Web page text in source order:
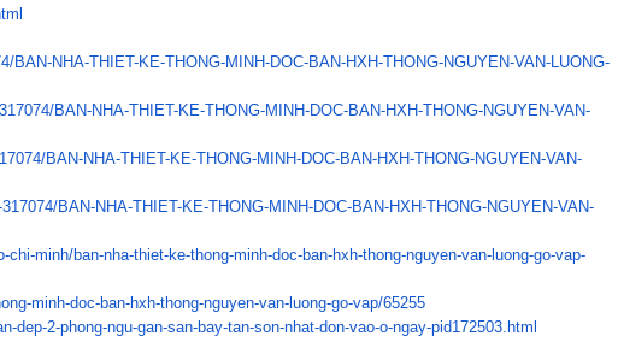
BAN-NHA-THIET-KE-THONG-MINH-DOC-BAN-HXH-THONG-NGUYEN-VAN- LUONG-
BAN-NHA-THIET-KE-THONG-MINH-DOC-BAN-HXH-THONG-NGUYEN-VAN-
BAN-NHA-THIET-KE-THONG-MINH-DOC-BAN-HXH-THONG-NGUYEN-VAN-
BAN-NHA-THIET-KE-THONG-MINH-DOC-BAN-HXH-THONG-NGUYEN-VAN-
chi-minh/ban-nha-thiet-ke-thong-minh-doc-ban-hxh-thong-nguyen-van- luong-go-vap-
minh-doc-ban-hxh-thong-nguyen-van-luong-go-vap/65255
dep-2-phong-ngu-gan-san-bay-tan-son-nhat-don-vao-o-ngay-pid172503. html